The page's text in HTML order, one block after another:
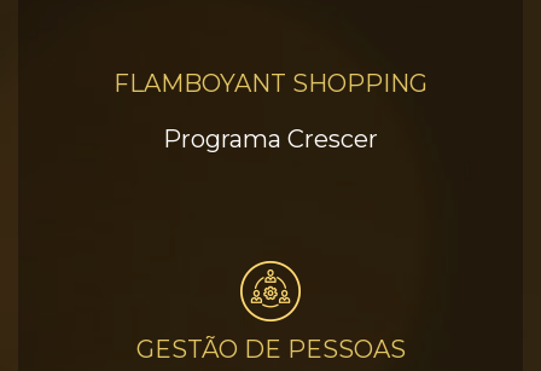
FLAMBOYANT SHOPPING
Programa Crescer
GESTÃO DE PESSOAS